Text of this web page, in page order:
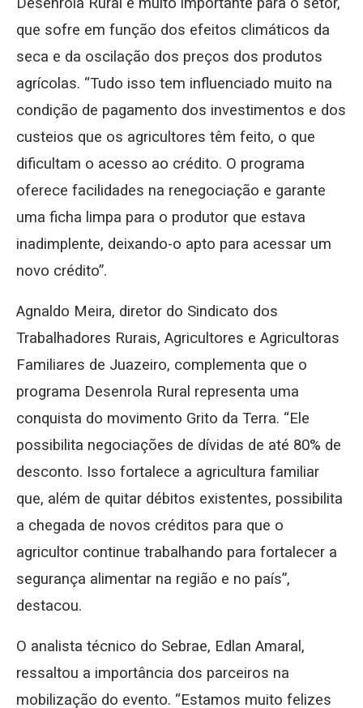
que sofre em função dos efeitos climáticos da
seca e da oscilação dos preços dos produtos
agrícolas. “Tudo isso tem influenciado muito na
condição de pagamento dos investimentos e dos
custeios que os agricultores têm feito, o que
dificultam o acesso ao crédito. O programa
oferece facilidades na renegociação e garante
uma ficha limpa para o produtor que estava
inadimplente, deixando-o apto para acessar um
novo crédito”.
Agnaldo Meira, diretor do Sindicato dos
Trabalhadores Rurais, Agricultores e Agricultoras
Familiares de Juazeiro, complementa que o
programa Desenrola Rural representa uma
conquista do movimento Grito da Terra. “Ele
possibilita negociações de dívidas de até 80% de
desconto. Isso fortalece a agricultura familiar
que, além de quitar débitos existentes, possibilita
a chegada de novos créditos para que o
agricultor continue trabalhando para fortalecer a
segurança alimentar na região e no país”,
destacou.
O analista técnico do Sebrae, Edlan Amaral,
ressaltou a importância dos parceiros na
mobilização do evento. “Estamos muito felizes